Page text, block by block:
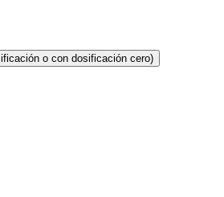
o con dosificación cero)